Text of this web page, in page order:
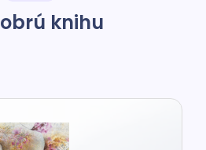
knihu